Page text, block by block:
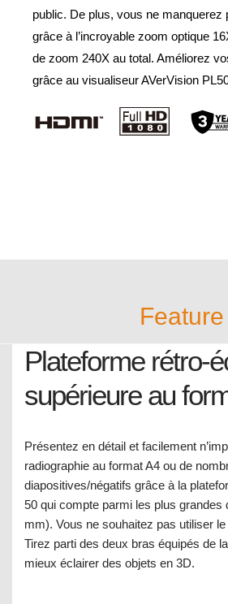
public. De plus, vous ne manquerez
grâce à l’incroyable zoom optique
de zoom 240X au total. Améliorez
grâce au visualiseur AVerVision
Feature
Plateforme rétro-
supérieure au
Présentez en détail et facilement
radiographie au format A4 ou de
diapositives/négatifs grâce à la
50 qui compte parmi les plus grandes
mm). Vous ne souhaitez pas utiliser
Tirez parti des deux bras équipés de
mieux éclairer des objets en 3D.